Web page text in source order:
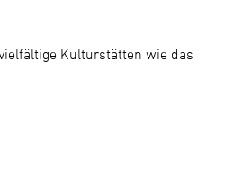
Kulturstätten wie das